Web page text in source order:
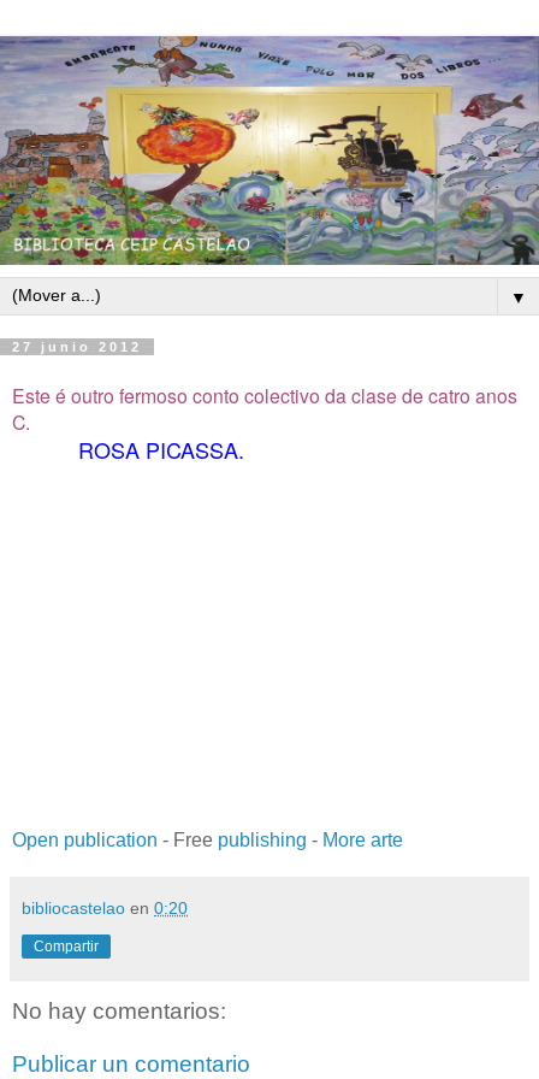
▼
27 junio 2012
Este é outro fermoso conto colectivo da clase de catro anos
C.
ROSA PICASSA.
Open publication - Free publishing - More arte
bibliocastelao en 0:20
Compartir
No hay comentarios:
Publicar un comentario